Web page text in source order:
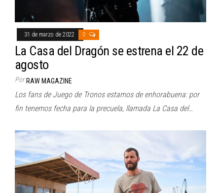
31 de marzo de 2022 0
La Casa del Dragón se estrena el 22 de
agosto
Por RAW MAGAZINE
Los fans de Juego de Tronos estamos de enhorabuena: por
fin tenemos fecha para la precuela, llamada La Casa del…